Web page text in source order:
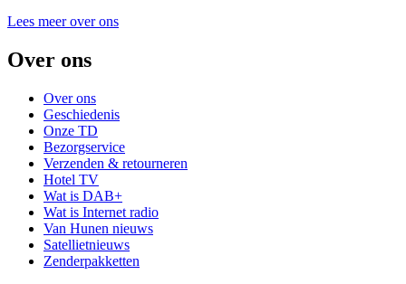
Lees meer over ons
Over ons
Over ons
Geschiedenis
Onze TD
Bezorgservice
Verzenden & retourneren
Hotel TV
Wat is DAB+
Wat is Internet radio
Van Hunen nieuws
Satellietnieuws
Zenderpakketten